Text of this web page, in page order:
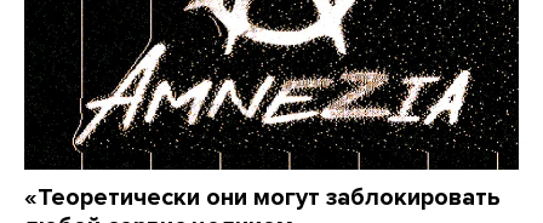
«Теоретически они могут заблокировать